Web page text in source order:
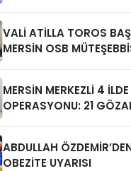
VALİ ATİLLA TOROS
MERSİN OSB
MERSİN MERKEZLİ 4
OPERASYONU: 21
ABDULLAH
OBEZİTE UYARISI